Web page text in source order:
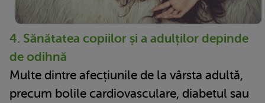
4. Sănătatea copiilor și a adulților depinde
de odihnă
Multe dintre afecțiunile de la vârsta adultă,
precum bolile cardiovasculare, diabetul sau